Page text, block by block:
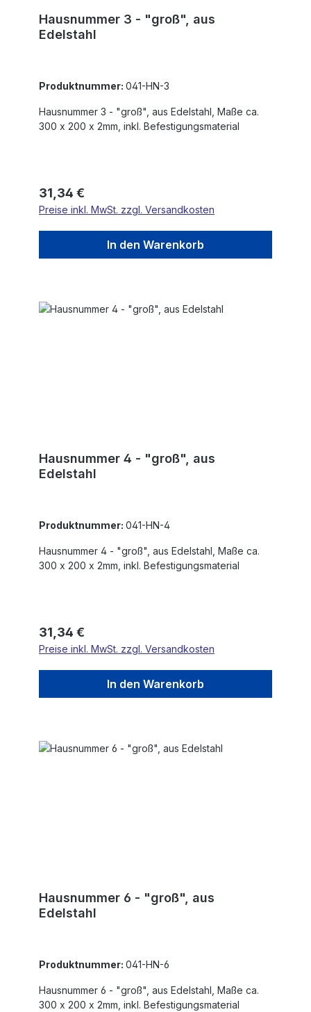
Hausnummer 3 - "groß", aus
Edelstahl
Produktnummer: 041-HN-3
Hausnummer 3 - "groß", aus Edelstahl, Maße ca.
300 x 200 x 2mm, inkl. Befestigungsmaterial
Regulärer Preis:
31,34 €
Preise inkl. MwSt. zzgl. Versandkosten
In den Warenkorb
Hausnummer 4 - "groß", aus
Edelstahl
Produktnummer: 041-HN-4
Hausnummer 4 - "groß", aus Edelstahl, Maße ca.
300 x 200 x 2mm, inkl. Befestigungsmaterial
Regulärer Preis:
31,34 €
Preise inkl. MwSt. zzgl. Versandkosten
In den Warenkorb
Hausnummer 6 - "groß", aus
Edelstahl
Produktnummer: 041-HN-6
Hausnummer 6 - "groß", aus Edelstahl, Maße ca.
300 x 200 x 2mm, inkl. Befestigungsmaterial